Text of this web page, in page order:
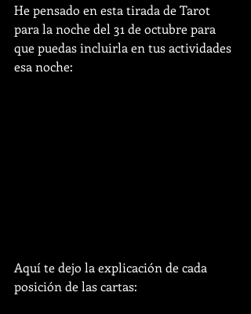
He pensado en esta tirada de Tarot
para la noche del 31 de octubre para
que puedas incluirla en tus actividades
esa noche:
Aquí te dejo la explicación de cada
posición de las cartas: